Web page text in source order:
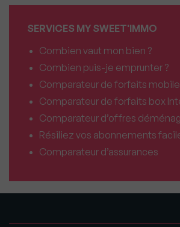
SERVICES MY SWEET'IMMO
Combien vaut mon bien ?
Combien puis-je emprunter ?
Comparateur de forfaits mobile
Comparateur de forfaits box
Comparateur d’offres
Résiliez vos abonnements
Comparateur d’assurances